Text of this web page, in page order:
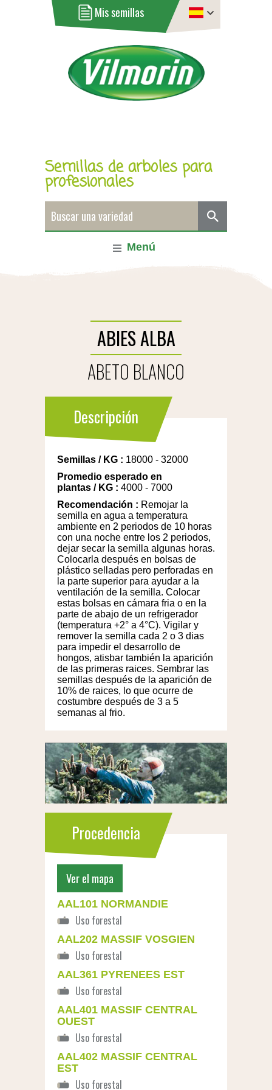
Mis semillas
Semillas de arboles para
profesionales
Menú
ABIES ALBA
ABETO BLANCO
Descripción
Semillas / KG : 18000 - 32000
Promedio esperado en
plantas / KG : 4000 - 7000
Recomendación : Remojar la
semilla en agua a temperatura
ambiente en 2 periodos de 10 horas
con una noche entre los 2 periodos,
dejar secar la semilla algunas horas.
Colocarla después en bolsas de
plástico selladas pero perforadas en
la parte superior para ayudar a la
ventilación de la semilla. Colocar
estas bolsas en cámara fria o en la
parte de abajo de un refrigerador
(temperatura +2° a 4°C). Vigilar y
remover la semilla cada 2 o 3 dias
para impedir el desarrollo de
hongos, atisbar también la aparición
de las primeras raices. Sembrar las
semillas después de la aparición de
10% de raices, lo que ocurre de
costumbre después de 3 a 5
semanas al frio.
Procedencia
Ver el mapa
AAL101 NORMANDIE
AAL202 MASSIF VOSGIEN
AAL361 PYRENEES EST
AAL401 MASSIF CENTRAL
OUEST
AAL402 MASSIF CENTRAL
EST